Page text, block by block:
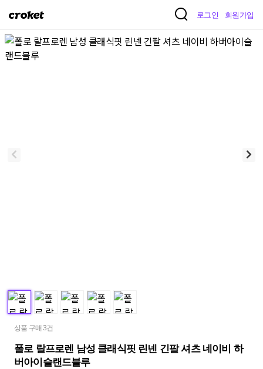
크
켓
로그인 회원가입
상품 구매 3건
폴로 랄프로렌 남성 클래식핏 린넨 긴팔 셔츠 네이비 하
버아이슬랜드블루